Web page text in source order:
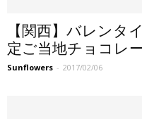
【関西】バレンタ
定ご当地チョコレ
Sunflowers - 2017/02/06